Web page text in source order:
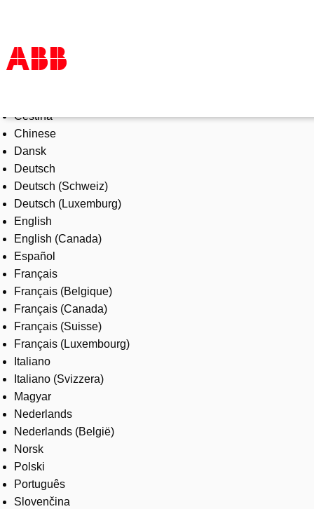
Products & Solutions
Industries
Services
About us
Where to buy
Contact us
Careers
Čeština
Chinese
Dansk
Deutsch
Deutsch (Schweiz)
Deutsch (Luxemburg)
English
English (Canada)
Español
Français
Français (Belgique)
Français (Canada)
Français (Suisse)
Français (Luxembourg)
Italiano
Italiano (Svizzera)
Magyar
Nederlands
Nederlands (België)
Norsk
Polski
Português
Slovenčina